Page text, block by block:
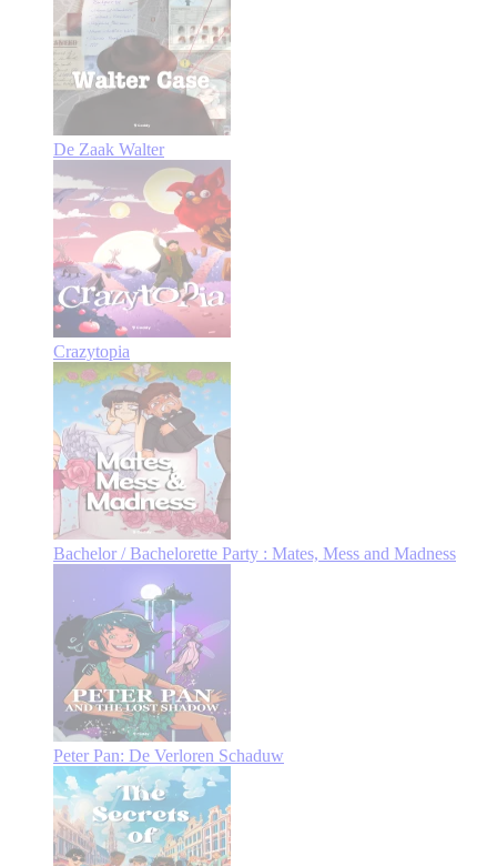
De Zaak Walter
Crazytopia
Bachelor / Bachelorette Party : Mates, Mess and Madness
Peter Pan: De Verloren Schaduw